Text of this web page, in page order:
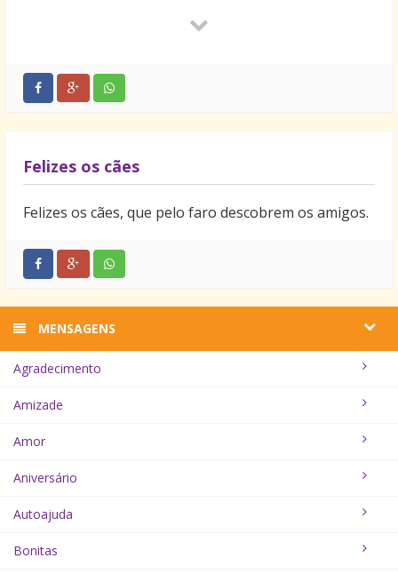
pensando em você, te adorando e admirando.
Felizes os cães
Felizes os cães, que pelo faro descobrem os amigos.
MENSAGENS
Agradecimento
Amizade
Amor
Aniversário
Autoajuda
Bonitas